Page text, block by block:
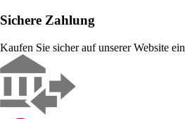
Sichere Zahlung
Kaufen Sie sicher auf unserer Website ein